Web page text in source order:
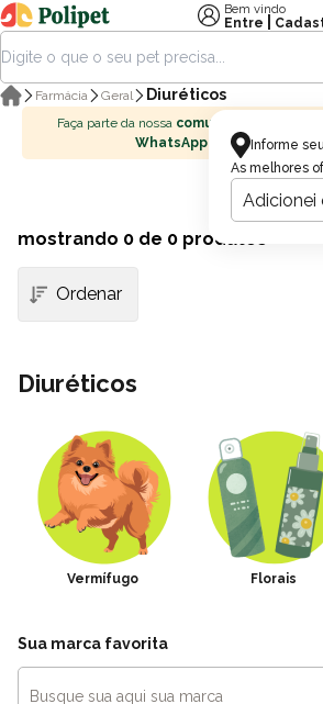
Informe
As melhores
Bem vindo
Entre
Farmácia Geral Diuréticos
Faça parte da nossa comunidade no
WhatsApp
Diuréticos
Vermífugo Florais
mostrando 0 de 0 produtos
Sua marca favorita